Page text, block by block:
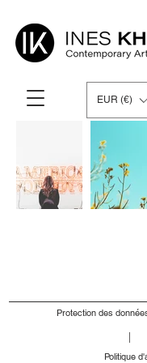
EUR (€)
Protection des
Politique